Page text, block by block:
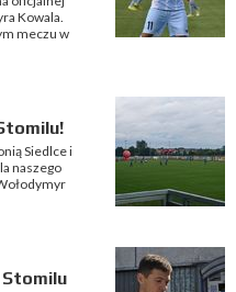
Kowala.
meczu w
Siedlce i
naszego
Stomilu